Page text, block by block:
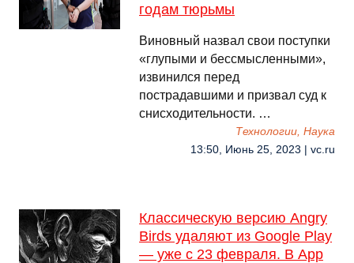
годам тюрьмы
Виновный назвал свои поступки
«глупыми и бессмысленными»,
извинился перед
пострадавшими и призвал суд к
снисходительности. …
Технологии, Наука
13:50, Июнь 25, 2023 | vc.ru
Классическую версию Angry
Birds удаляют из Google Play
— уже с 23 февраля. В App